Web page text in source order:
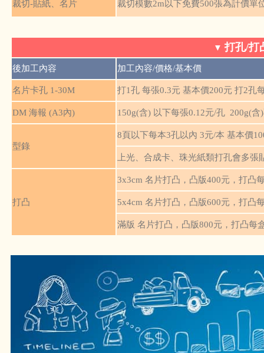
裁切-貼紙、名片 裁切模數2m以下免費500張為計價單
▼ 打孔/打
後加工內容 加工內容/價格/基本價
名片卡孔 1-30M 打1孔 每張0.3元 基本價200元 打2孔
DM 海報 (A3內) 150g(含) 以下每張0.12元/孔 200g(
型錄
8頁以下每本3孔以內 3元/本 基本價
上光、合成卡、珠光紙類打孔會多
打凸
3x3cm 名片打凸，凸版400元，打凸
5x4cm 名片打凸，凸版600元，打凸
滿版 名片打凸，凸版800元，打凸每